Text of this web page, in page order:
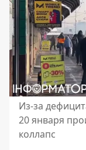
Из-за
20 января
коллапс